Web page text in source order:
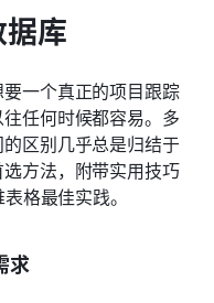
库
一个真正的项目跟踪
任何时候都容易。多
区别几乎总是归结于
方法，附带实用技巧
格最佳实践。
求